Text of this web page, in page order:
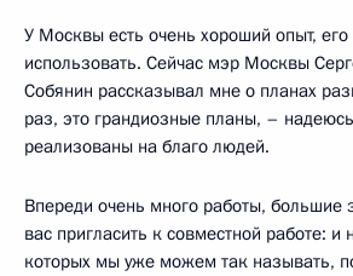
У Москвы есть очень хороший опыт,
использовать. Сейчас мэр Москвы
Собянин рассказывал мне о планах
раз, это грандиозные планы, –
реализованы на благо людей.
Впереди очень много работы, большие
вас пригласить к совместной работе: и
которых мы уже можем так называть,